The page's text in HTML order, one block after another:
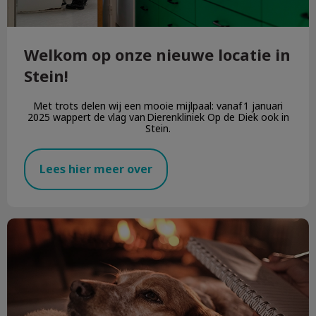
Welkom op onze nieuwe locatie in
Stein!
Met trots delen wij een mooie mijlpaal: vanaf 1 januari
2025 wappert de vlag van Dierenkliniek Op de Diek ook in
Stein.
Lees hier meer over
Vuurwerkangst bij hond of kat